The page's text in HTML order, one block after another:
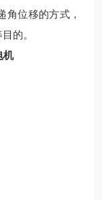
角位移的方式，
的。
机